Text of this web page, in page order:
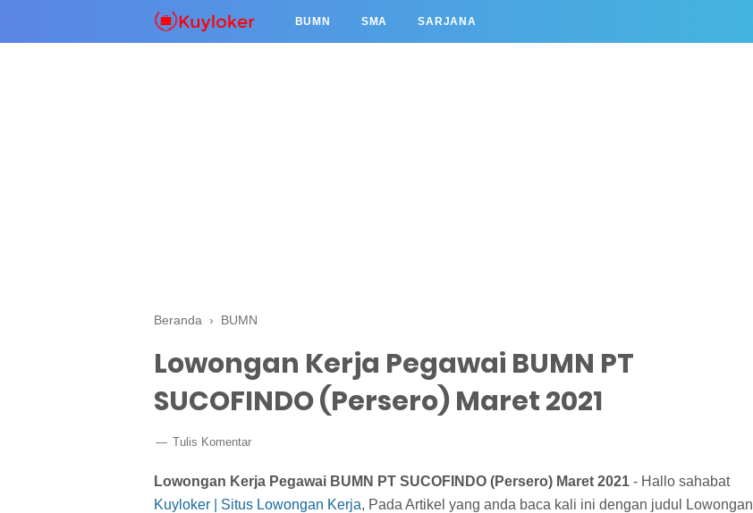
BUMN SMA SARJANA
Beranda › BUMN
Lowongan Kerja Pegawai BUMN PT
SUCOFINDO (Persero) Maret 2021
Tulis Komentar
Lowongan Kerja Pegawai BUMN PT SUCOFINDO (Persero) Maret 2021 - Hallo sahabat
Kuyloker | Situs Lowongan Kerja, Pada Artikel yang anda baca kali ini dengan judul Lowongan